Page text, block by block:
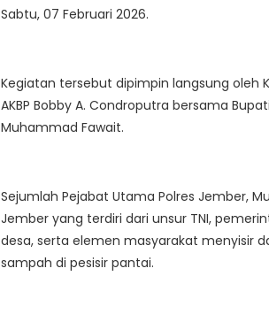
Sabtu, 07 Februari 2026.
Kegiatan tersebut dipimpin langsung oleh
AKBP Bobby A. Condroputra bersama
Muhammad Fawait.
Sejumlah Pejabat Utama Polres Jember,
Jember yang terdiri dari unsur TNI,
desa, serta elemen masyarakat menyisir
sampah di pesisir pantai.